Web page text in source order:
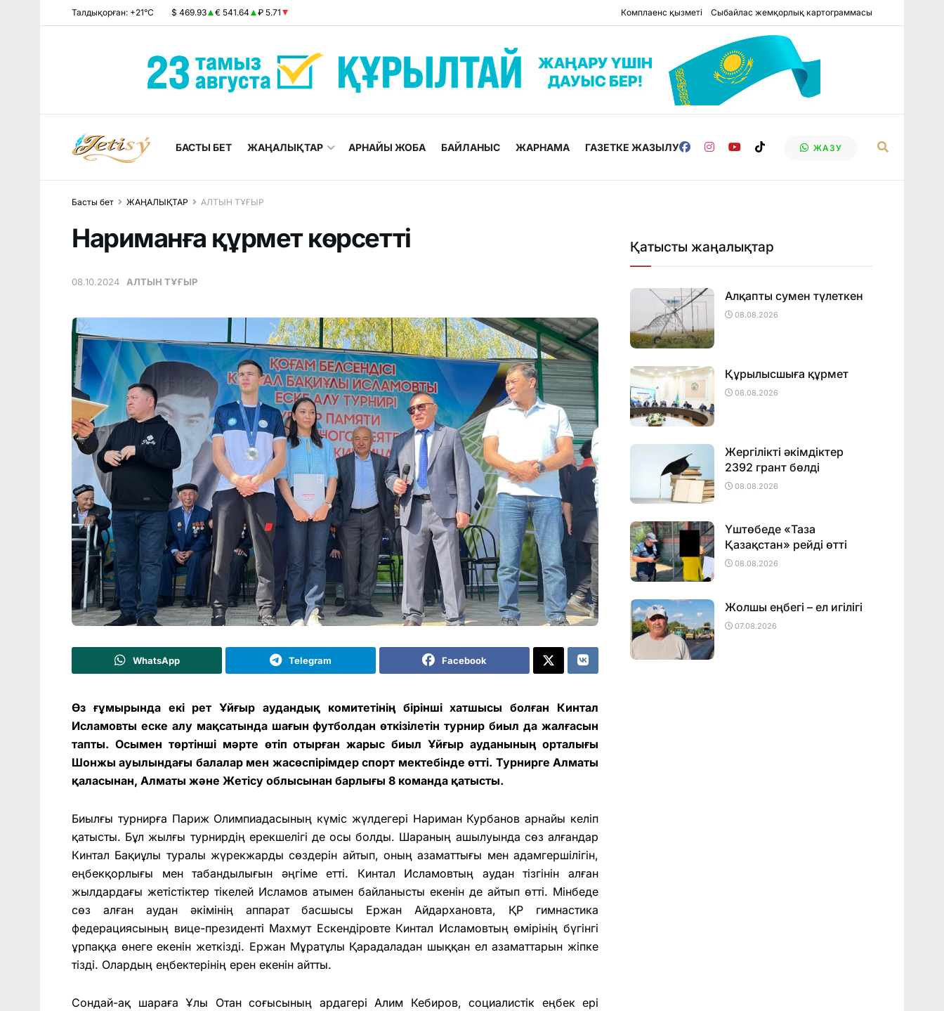
Талдықорған: +21°C $ 469.93 € 541.64 ₽ 5.71 Комплаенс қызметі Сыбайлас жемқорлық картограммасы
БАСТЫ БЕТ ЖАҢАЛЫҚТАР АРНАЙЫ ЖОБА БАЙЛАНЫС ЖАРНАМА ГАЗЕТКЕ ЖАЗЫЛУ ЖАЗУ
Басты бет ЖАҢАЛЫҚТАР АЛТЫН ТҰҒЫР
Нариманға құрмет көрсетті
08.10.2024 АЛТЫН ТҰҒЫР
WhatsApp Telegram Facebook
Өз ғұмырында екі рет Ұйғыр аудандық комитетінің бірінші хатшысы болған Кинтал
Исламовты еске алу мақсатында шағын футболдан өткізілетін турнир биыл да жалғасын
тапты. Осымен төртінші мәрте өтіп отырған жарыс биыл Ұйғыр ауданының орталығы
Шонжы ауылындағы балалар мен жасөспірімдер спорт мектебінде өтті. Турнирге Алматы
қаласынан, Алматы және Жетісу облысынан барлығы 8 команда қатысты.
Биылғы турнирға Париж Олимпиадасының күміс жүлдегері Нариман Курбанов арнайы келіп
қатысты. Бұл жылғы турнирдің ерекшелігі де осы болды. Шараның ашылуында сөз алғандар
Кинтал Бақиұлы туралы жүрекжарды сөздерін айтып, оның азаматтығы мен адамгершілігін,
еңбекқорлығы мен табандылығын әңгіме етті. Кинтал Исламовтың аудан тізгінін алған
жылдардағы жетістіктер тікелей Исламов атымен байланысты екенін де айтып өтті. Мінбеде
сөз алған аудан әкімінің аппарат басшысы Ержан Айдархановта, ҚР гимнастика
федерациясының вице-президенті Махмут Ескендіровте Кинтал Исламовтың өмірінің бүгінгі
ұрпаққа өнеге екенін жеткізді. Ержан Мұратұлы Қарадаладан шыққан ел азаматтарын жіпке
тізді. Олардың еңбектерінің ерен екенін айтты.
Сондай-ақ шараға Ұлы Отан соғысының ардагері Алим Кебиров, социалистік еңбек ері
Қатысты жаңалықтар
Алқапты сумен түлеткен
08.08.2026
Құрылысшыға құрмет
08.08.2026
Жергілікті әкімдіктер
2392 грант бөлді
08.08.2026
Үштөбеде «Таза
Қазақстан» рейді өтті
08.08.2026
Жолшы еңбегі – ел игілігі
07.08.2026